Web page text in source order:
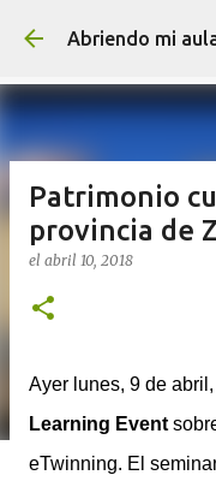
Ir
Abriendo mi
Patrimonio
provincia de
el abril 10, 2018
Ayer lunes, 9 de
Learning Event
eTwinning. El